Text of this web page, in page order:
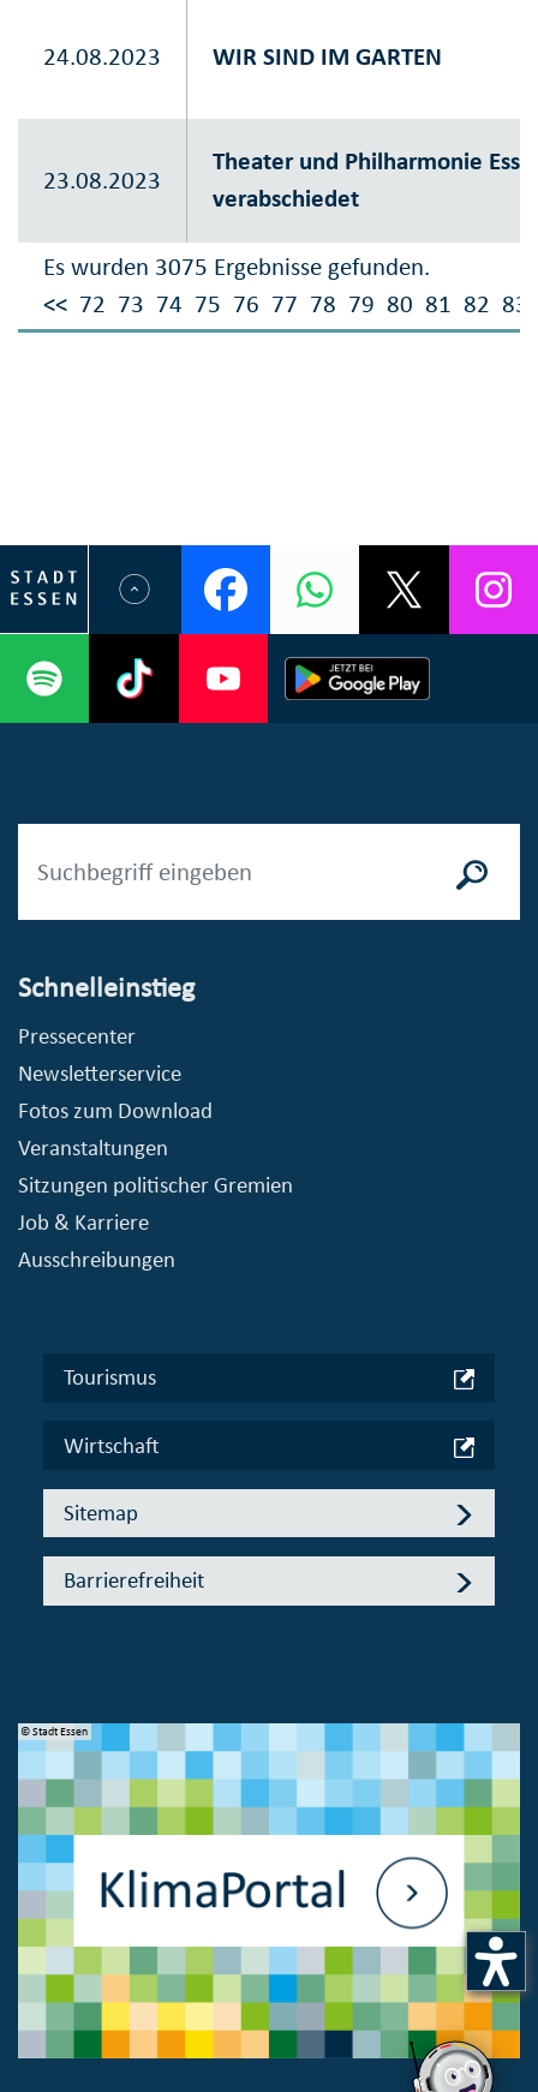
Es wurden 3075 Ergebnisse gefunden.
<< 72 73 74 75 76 77 78 79 80 81 82 83
24.08.2023 WIR SIND IM GARTEN
23.08.2023
Theater und Philharmonie
verabschiedet
Schnelleinstieg
Pressecenter
Newsletterservice
Fotos zum Download
Veranstaltungen
Sitzungen politischer Gremien
Job & Karriere
Ausschreibungen
Tourismus
Wirtschaft
Sitemap
Barrierefreiheit
© Stadt Essen